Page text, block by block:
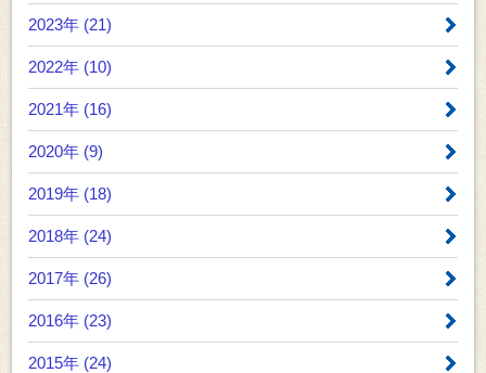
2023年 (21)
2022年 (10)
2021年 (16)
2020年 (9)
2019年 (18)
2018年 (24)
2017年 (26)
2016年 (23)
2015年 (24)